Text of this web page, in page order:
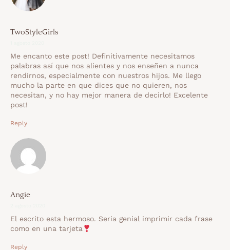
TwoStyleGirls
Me encanto este post! Definitivamente necesitamos
palabras así que nos alientes y nos enseñen a nunca
rendirnos, especialmente con nuestros hijos. Me llego
mucho la parte en que dices que no quieren, nos
necesitan, y no hay mejor manera de decirlo! Excelente
post!
Reply
Angie
El escrito esta hermoso. Seria genial imprimir cada frase
como en una tarjeta
Reply